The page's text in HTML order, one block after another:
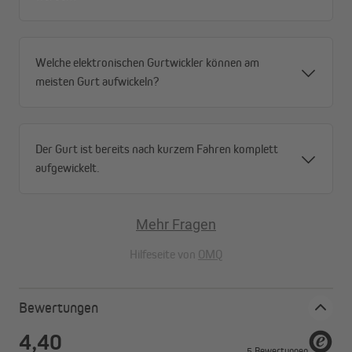
EnEV – die Energieeinsparverordnung
Welche elektronischen Gurtwickler können am
meisten Gurt aufwickeln?
Der Gurt ist bereits nach kurzem Fahren komplett
aufgewickelt.
Mehr Fragen
Hilfeseite von OMQ
Bewertungen